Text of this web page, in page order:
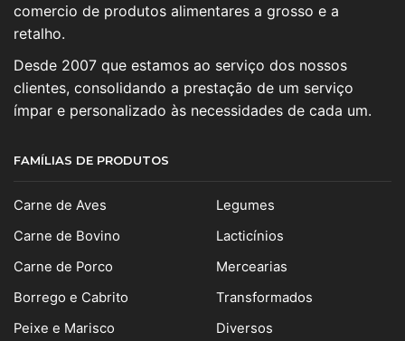
comercio de produtos alimentares a grosso e a
retalho.
Desde 2007 que estamos ao serviço dos nossos
clientes, consolidando a prestação de um serviço
ímpar e personalizado às necessidades de cada um.
FAMÍLIAS DE PRODUTOS
Carne de Aves
Carne de Bovino
Carne de Porco
Borrego e Cabrito
Peixe e Marisco
Legumes
Lacticínios
Mercearias
Transformados
Diversos